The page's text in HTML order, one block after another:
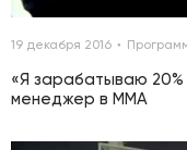
19 декабря 2016
«Я зарабатываю
менеджер в ММА